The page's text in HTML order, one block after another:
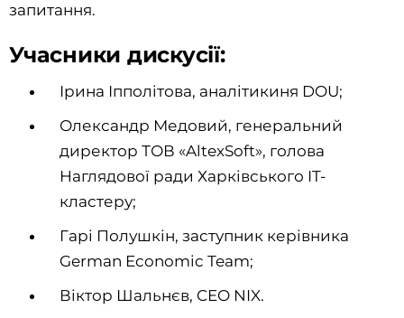
запитання.
Учасники дискусії:
Ірина Іпполітова, аналітикиня DOU;
Олександр Медовий, генеральний
директор ТОВ «AltexSoft», голова
Наглядової ради Харківського IT-
кластеру;
Гарі Полушкін, заступник керівника
German Economic Team;
Віктор Шальнєв, CEO NIX.